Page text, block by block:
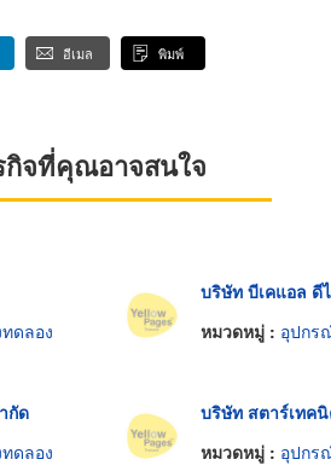
อีเมล พิมพ์
กิจที่คุณอาจสนใจ
ดลอง
บริษัท บีเคแอล ดี
หมวดหมู่ : อุปกร
กัด
ดลอง
บริษัท สตาร์เทค
หมวดหมู่ : อุปกร